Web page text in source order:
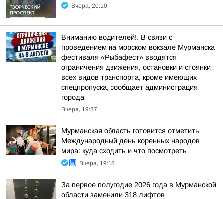
Вчера, 20:10
Вниманию водителей!. В связи с
проведением на морском вокзале Мурманска
фестиваля «Рыбафест» вводятся
ограничения движения, остановки и стоянки
всех видов транспорта, кроме имеющих
спецпропуска, сообщает администрация
города
Вчера, 19:37
Мурманская область готовится отметить
Международный день коренных народов
мира: куда сходить и что посмотреть
Вчера, 19:18
За первое полугодие 2026 года в Мурманской
области заменили 318 лифтов